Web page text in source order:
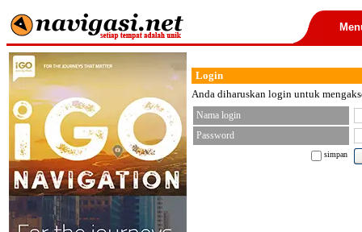
Login
Anda diharuskan login untuk
Nama login
Password
simpan